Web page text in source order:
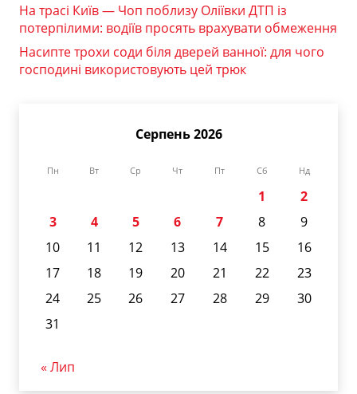
На трасі Київ — Чоп поблизу Оліївки ДТП із
потерпілими: водіїв просять врахувати обмеження
Насипте трохи соди біля дверей ванної: для чого
господині використовують цей трюк
Серпень 2026
Пн Вт Ср Чт Пт Сб Нд
1
2
3
4 5 6 7 8
9
10
11 12 13 14 15
16
17
18 19 20 21 22
23
24
25 26 27 28 29
30
31
« Лип